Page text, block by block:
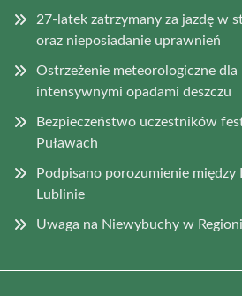
27-latek zatrzymany za jazdę w
oraz nieposiadanie uprawnień
Ostrzeżenie meteorologiczne dla
intensywnymi opadami deszczu
Bezpieczeństwo uczestników
Puławach
Podpisano porozumienie między
Lublinie
Uwaga na Niewybuchy w